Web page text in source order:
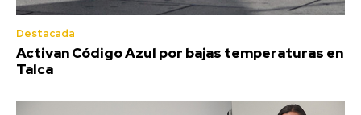
Destacada
Activan Código Azul por bajas temperaturas en
Talca